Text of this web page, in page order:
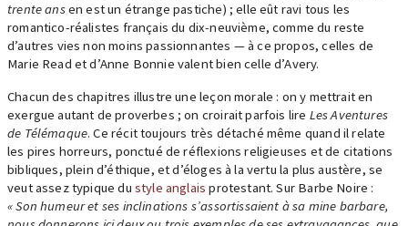
trente ansen est un étrange pastiche) ; elle eût ravi tous les
romantico-réalistes français du dix-neuvième, comme du reste
d’autres vies non moins passionnantes — à ce propos, celles de
Marie Read et d’Anne Bonnie valent bien celle d’Avery.
Chacun des chapitres illustre une leçon morale : on y mettrait en
exergue autant de proverbes ; on croirait parfois lire Les Aventures
de Télémaque. Ce récit toujours très détaché même quand il relate
les pires horreurs, ponctué de réflexions religieuses et de citations
bibliques, plein d’éthique, et d’éloges à la vertu la plus austère, se
veut assez typique du style anglais protestant. Sur Barbe Noire :
« Son humeur et ses inclinations s’assortissaient à sa mine barbare,